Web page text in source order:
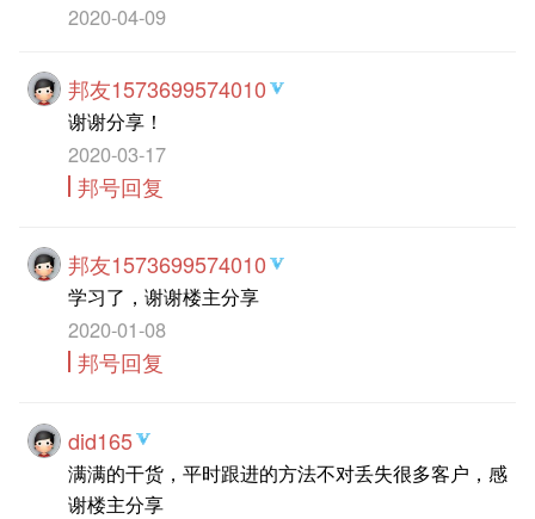
2020-04-09
邦友1573699574010
谢谢分享！
2020-03-17
邦号回复
邦友1573699574010
学习了，谢谢楼主分享
2020-01-08
邦号回复
did165
满满的干货，平时跟进的方法不对丢失很多客户，感
谢楼主分享